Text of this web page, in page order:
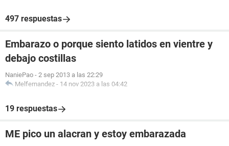
497 respuestas
Embarazo o porque siento latidos en vientre y
debajo costillas
NaniePao - 2 sep 2013 a las 22:29
Melfernandez - 14 nov 2023 a las 04:42
19 respuestas
ME pico un alacran y estoy embarazada